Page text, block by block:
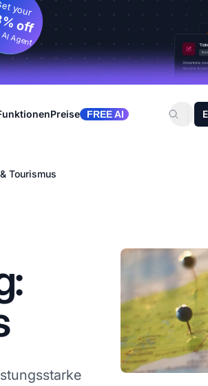
your
off
Agent
Preise FREE AI
Tourismus